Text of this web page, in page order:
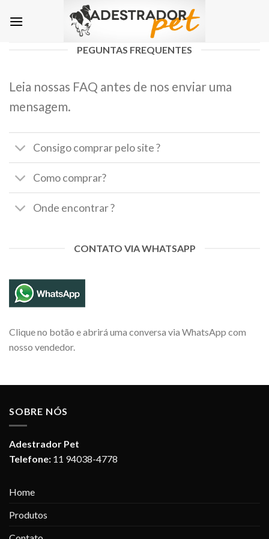
PEGUNTAS FREQUENTES
Leia nossas FAQ antes de nos enviar uma
mensagem.
Consigo comprar pelo site ?
Como comprar?
Onde encontrar ?
CONTATO VIA WHATSAPP
Clique no botão e abrirá uma conversa via WhatsApp com
nosso vendedor.
SOBRE NÓS
Adestrador Pet
Telefone: 11 94038-4778
Home
Produtos